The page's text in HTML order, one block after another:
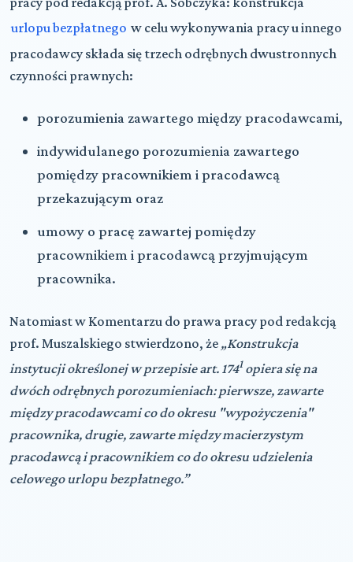
urlopu bezpłatnego w celu wykonywania pracy u innego
pracodawcy składa się trzech odrębnych dwustronnych
czynności prawnych:
porozumienia zawartego między pracodawcami,
indywidulanego porozumienia zawartego
pomiędzy pracownikiem i pracodawcą
przekazującym oraz
umowy o pracę zawartej pomiędzy
pracownikiem i pracodawcą przyjmującym
pracownika.
Natomiast w Komentarzu do prawa pracy pod redakcją
prof. Muszalskiego stwierdzono, że „Konstrukcja
instytucji określonej w przepisie art. 1741 opiera się na
dwóch odrębnych porozumieniach: pierwsze, zawarte
między pracodawcami co do okresu "wypożyczenia"
pracownika, drugie, zawarte między macierzystym
pracodawcą i pracownikiem co do okresu udzielenia
celowego urlopu bezpłatnego.”